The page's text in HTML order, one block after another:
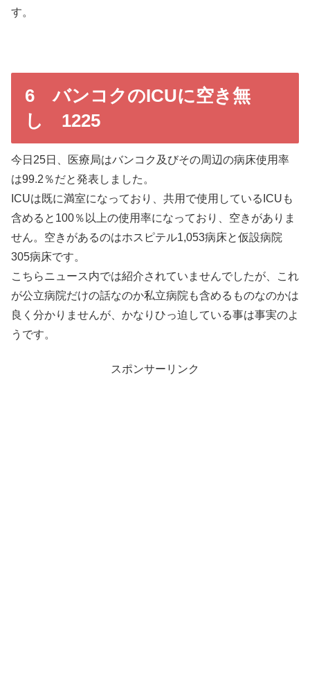
す。
6 バンコクのICUに空き無
し 1225
今日25日、医療局はバンコク及びその周辺の病床使用率
は99.2％だと発表しました。
ICUは既に満室になっており、共用で使用しているICUも
含めると100％以上の使用率になっており、空きがありま
せん。空きがあるのはホスピテル1,053病床と仮設病院
305病床です。
こちらニュース内では紹介されていませんでしたが、これ
が公立病院だけの話なのか私立病院も含めるものなのかは
良く分かりませんが、かなりひっ迫している事は事実のよ
うです。
スポンサーリンク